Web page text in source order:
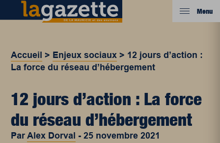
Menu
Accueil > Enjeux sociaux > 12 jours d’action :
La force du réseau d’hébergement
12 jours d’action : La force
du réseau d’hébergement
ParAlex Dorval -25 novembre 2021